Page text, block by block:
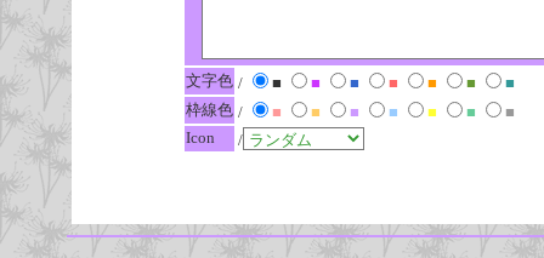
文字色 / ■ ■ ■ ■ ■ ■
■
枠線色 / ■ ■ ■ ■ ■ ■
■
Icon
/